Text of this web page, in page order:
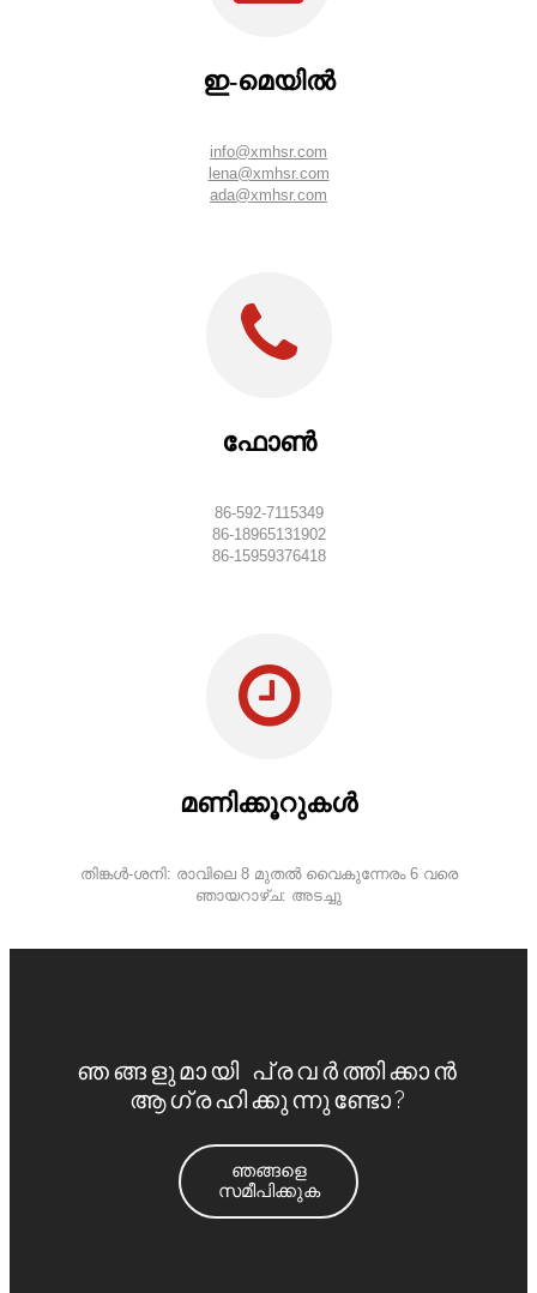
ഇ-മെയിൽ
info@xmhsr.com
lena@xmhsr.com
ada@xmhsr.com
ഫോൺ
86-592-7115349
86-18965131902
86-15959376418
മണിക്കൂറുകൾ
തിങ്കൾ-ശനി: രാവിലെ 8 മുതൽ വൈകുന്നേരം 6 വരെ
ഞായറാഴ്ച: അടച്ചു
ഞങ്ങളുമായി പ്രവർത്തിക്കാൻ
ആഗ്രഹിക്കുന്നുണ്ടോ?
ഞങ്ങളെ
സമീപിക്കുക